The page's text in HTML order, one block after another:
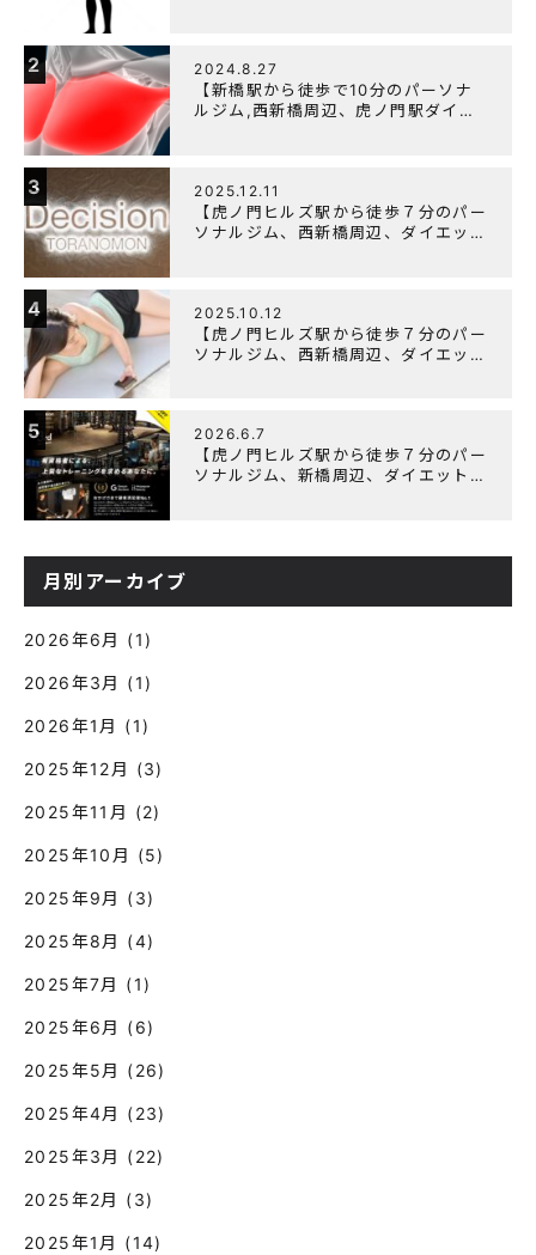
2 2024.8.27
【新橋駅から徒歩で10分のパーソナ
ルジム,西新橋周辺、虎ノ門駅ダイエ
3 2025.12.11
【虎ノ門ヒルズ駅から徒歩７分のパー
ソナルジム、西新橋周辺、ダイエット
4 2025.10.12
【虎ノ門ヒルズ駅から徒歩７分のパー
ソナルジム、西新橋周辺、ダイエット
5 2026.6.7
【虎ノ門ヒルズ駅から徒歩７分のパー
ソナルジム、新橋周辺、ダイエットに
月別アーカイブ
2026年6月 (1)
2026年3月 (1)
2026年1月 (1)
2025年12月 (3)
2025年11月 (2)
2025年10月 (5)
2025年9月 (3)
2025年8月 (4)
2025年7月 (1)
2025年6月 (6)
2025年5月 (26)
2025年4月 (23)
2025年3月 (22)
2025年2月 (3)
2025年1月 (14)